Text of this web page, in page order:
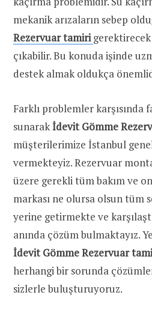
mekanik arızaların sebep
Rezervuar tamiri
çıkabilir. Bu konuda işinde
destek almak oldukça
Farklı problemler karşısında
sunarakİdevit Gömme
müşterilerimize İstanbul
vermekteyiz. Rezervuar
üzere gerekli tüm bakım ve
markası ne olursa olsun tüm
yerine getirmekte ve
anında çözüm bulmaktayız.
İdevit Gömme Rezervuar
herhangi bir sorunda
sizlerle buluşturuyoruz.